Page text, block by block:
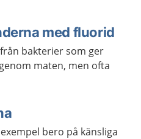
med fluorid
bakterier som ger
maten, men ofta
bero på känsliga